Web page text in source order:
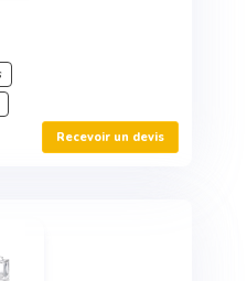
Recevoir un devis